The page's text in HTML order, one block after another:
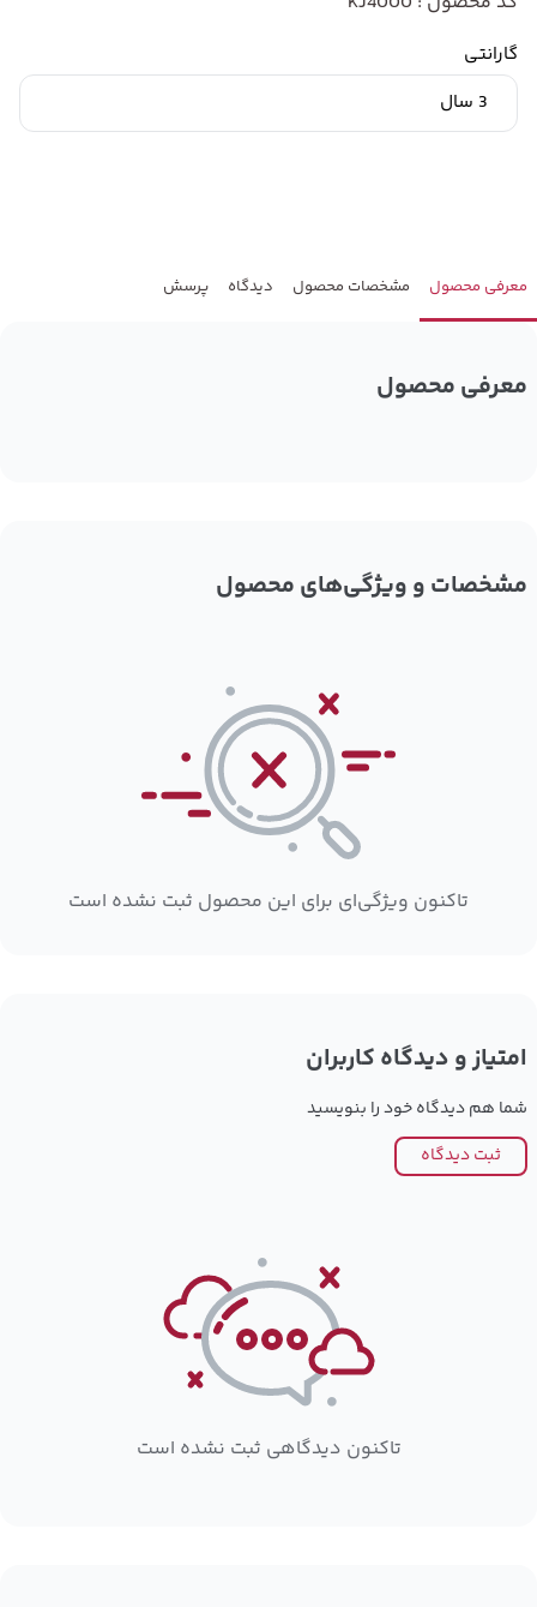
گارانتی
3 سال
معرفی محصول مشخصات محصول دیدگاه پرسش
معرفی محصول
مشخصات و ویژگی‌های محصول
تاکنون ویژگی‌ای برای این محصول ثبت نشده است
امتیاز و دیدگاه کاربران
شما هم دیدگاه خود را بنویسید
ثبت دیدگاه
تاکنون دیدگاهی ثبت نشده است